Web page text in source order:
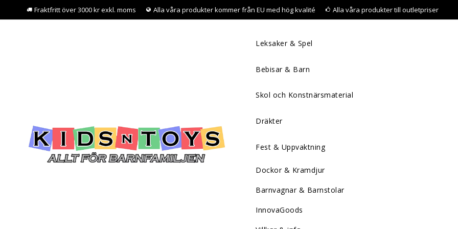
Fraktfritt över 3000 kr exkl. moms Alla våra produkter kommer från EU med hög kvalité Alla våra produkter till outletpriser
Leksaker & Spel
Bebisar & Barn
Skol och Konstnärsmaterial
Dräkter
Fest & Uppvaktning
Dockor & Kramdjur
Barnvagnar & Barnstolar
InnovaGoods